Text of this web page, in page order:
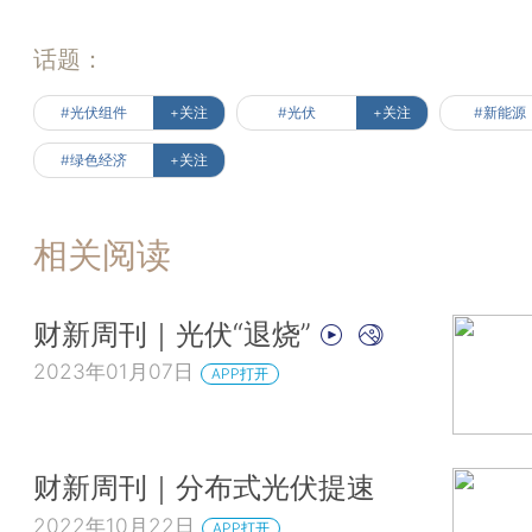
话题：
#光伏组件 +关注 #光伏 +关注 #新能源
#绿色经济 +关注
相关阅读
财新周刊｜光伏“退烧”
2023年01月07日 APP打开
财新周刊｜分布式光伏提速
2022年10月22日 APP打开